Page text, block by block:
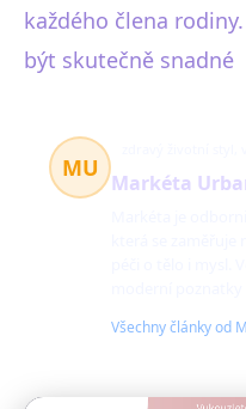
každého člena
být skutečně snadné
MU
Markéta
Všechny články od